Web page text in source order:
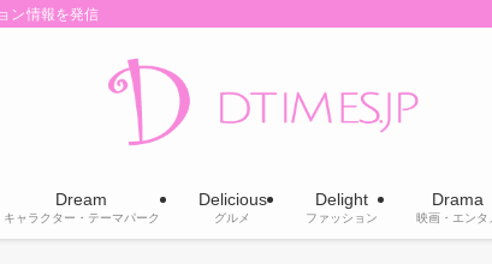
ン情報を発信
Dream
キャラクター・テーマパーク
Delicious
グルメ
Delight
ファッション
Drama
映画・エンタ